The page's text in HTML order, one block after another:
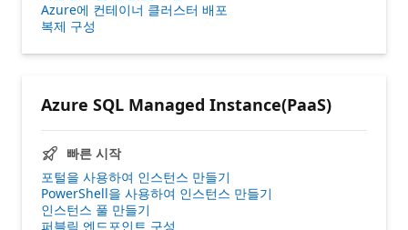
Azure에 컨테이너 클러스터 배포
복제 구성
Azure SQL Managed Instance(PaaS)
빠른 시작
포털을 사용하여 인스턴스 만들기
PowerShell을 사용하여 인스턴스 만들기
인스턴스 풀 만들기
퍼블릭 엔드포인트 구성